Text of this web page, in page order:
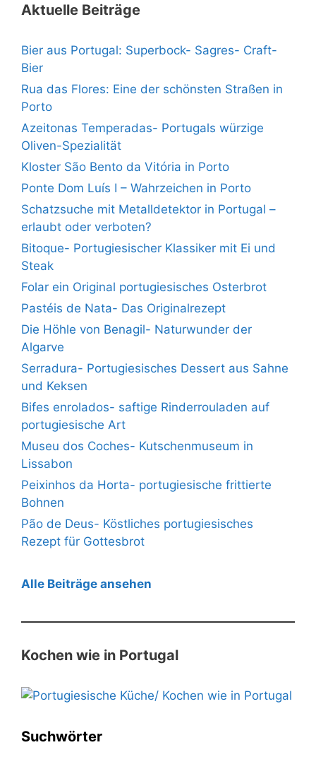
Aktuelle Beiträge
Bier aus Portugal: Superbock- Sagres- Craft-
Bier
Rua das Flores: Eine der schönsten Straßen in
Porto
Azeitonas Temperadas- Portugals würzige
Oliven-Spezialität
Kloster São Bento da Vitória in Porto
Ponte Dom Luís I – Wahrzeichen in Porto
Schatzsuche mit Metalldetektor in Portugal –
erlaubt oder verboten?
Bitoque- Portugiesischer Klassiker mit Ei und
Steak
Folar ein Original portugiesisches Osterbrot
Pastéis de Nata- Das Originalrezept
Die Höhle von Benagil- Naturwunder der
Algarve
Serradura- Portugiesisches Dessert aus Sahne
und Keksen
Bifes enrolados- saftige Rinderrouladen auf
portugiesische Art
Museu dos Coches- Kutschenmuseum in
Lissabon
Peixinhos da Horta- portugiesische frittierte
Bohnen
Pão de Deus- Köstliches portugiesisches
Rezept für Gottesbrot
Alle Beiträge ansehen
Kochen wie in Portugal
Suchwörter